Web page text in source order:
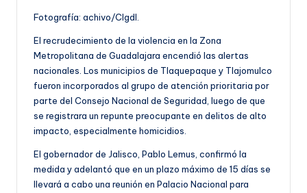
Fotografía: achivo/CIgdl.
El recrudecimiento de la violencia en la Zona
Metropolitana de Guadalajara encendió las alertas
nacionales. Los municipios de Tlaquepaque y Tlajomulco
fueron incorporados al grupo de atención prioritaria por
parte del Consejo Nacional de Seguridad, luego de que
se registrara un repunte preocupante en delitos de alto
impacto, especialmente homicidios.
El gobernador de Jalisco, Pablo Lemus, confirmó la
medida y adelantó que en un plazo máximo de 15 días se
llevará a cabo una reunión en Palacio Nacional para